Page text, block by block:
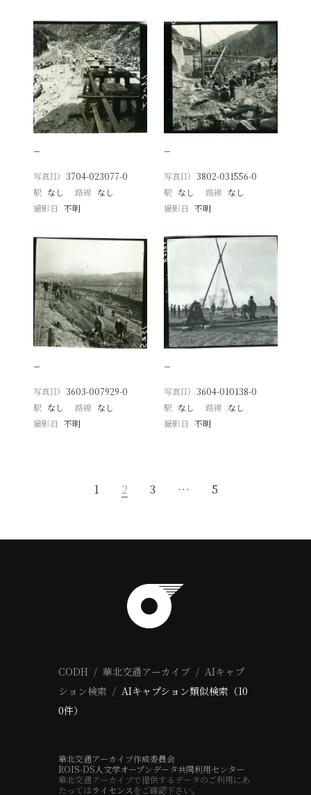
−
写真ID 3704-023077-0
駅 なし 路線 なし
撮影日
不明
−
写真ID 3802-031556-0
駅 なし 路線 なし
撮影日 不明
−
写真ID 3603-007929-0
駅 なし 路線 なし
撮影日
不明
−
写真ID 3604-010138-0
駅 なし 路線 なし
撮影日 不明
1 2 3 … 5
CODH 華北交通アーカイブ
AIキャプ
ション検索
AIキャプション類似検索（10
0件）
華北交通アーカイブ作成委員会
ROIS-DS人文学オープンデータ共同利用センター
華北交通アーカイブで提供するデータのご利用にあ
たってはライセンス をご確認下さい。